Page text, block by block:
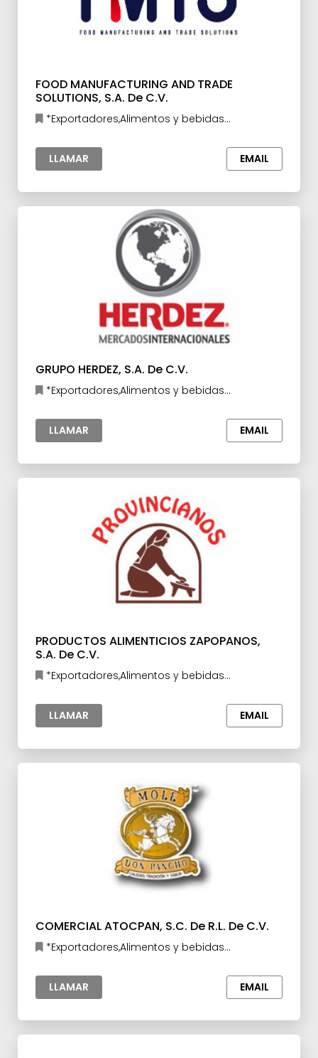
FOOD MANUFACTURING AND TRADE
SOLUTIONS, S.A. De C.V.
*Exportadores,Alimentos y bebidas
LLAMAR
EMAIL
GRUPO HERDEZ, S.A. De C.V.
*Exportadores,Alimentos y bebidas
LLAMAR
EMAIL
PRODUCTOS ALIMENTICIOS ZAPOPANOS,
S.A. De C.V.
*Exportadores,Alimentos y bebidas
LLAMAR
EMAIL
COMERCIAL ATOCPAN, S.C. De R.L. De C.V.
*Exportadores,Alimentos y bebidas
LLAMAR
EMAIL